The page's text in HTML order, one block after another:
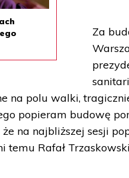
Za
na polu walki,
popieram budowę
na najbliższej sesji
Rafał